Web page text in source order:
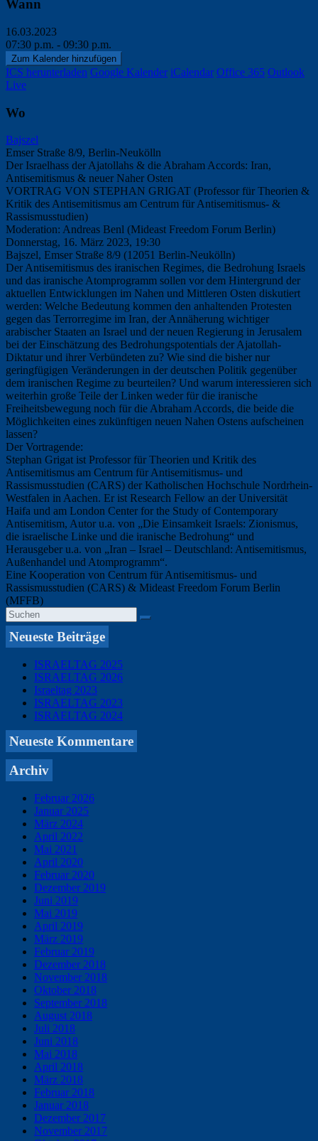
Wann
16.03.2023
07:30 p.m. - 09:30 p.m.
Zum Kalender hinzufügen
ICS herunterladen Google Kalender iCalendar Office 365 Outlook
Live
Wo
Bajszel
Emser Straße 8/9, Berlin-Neukölln
Der Israelhass der Ajatollahs & die Abraham Accords: Iran,
Antisemitismus & neuer Naher Osten
VORTRAG VON STEPHAN GRIGAT (Professor für Theorien &
Kritik des Antisemitismus am Centrum für Antisemitismus- &
Rassismusstudien)
Moderation: Andreas Benl (Mideast Freedom Forum Berlin)
Donnerstag, 16. März 2023, 19:30
Bajszel, Emser Straße 8/9 (12051 Berlin-Neukölln)
Der Antisemitismus des iranischen Regimes, die Bedrohung Israels
und das iranische Atomprogramm sollen vor dem Hintergrund der
aktuellen Entwicklungen im Nahen und Mittleren Osten diskutiert
werden: Welche Bedeutung kommen den anhaltenden Protesten
gegen das Terrorregime im Iran, der Annäherung wichtiger
arabischer Staaten an Israel und der neuen Regierung in Jerusalem
bei der Einschätzung des Bedrohungspotentials der Ajatollah-
Diktatur und ihrer Verbündeten zu? Wie sind die bisher nur
geringfügigen Veränderungen in der deutschen Politik gegenüber
dem iranischen Regime zu beurteilen? Und warum interessieren sich
weiterhin große Teile der Linken weder für die iranische
Freiheitsbewegung noch für die Abraham Accords, die beide die
Möglichkeiten eines zukünftigen neuen Nahen Ostens aufscheinen
lassen?
Der Vortragende:
Stephan Grigat ist Professor für Theorien und Kritik des
Antisemitismus am Centrum für Antisemitismus- und
Rassismusstudien (CARS) der Katholischen Hochschule Nordrhein-
Westfalen in Aachen. Er ist Research Fellow an der Universität
Haifa und am London Center for the Study of Contemporary
Antisemitism, Autor u.a. von „Die Einsamkeit Israels: Zionismus,
die israelische Linke und die iranische Bedrohung“ und
Herausgeber u.a. von „Iran – Israel – Deutschland: Antisemitismus,
Außenhandel und Atomprogramm“.
Eine Kooperation von Centrum für Antisemitismus- und
Rassismusstudien (CARS) & Mideast Freedom Forum Berlin
(MFFB)
Neueste Beiträge
ISRAELTAG 2025
ISRAELTAG 2026
Israeltag 2023
ISRAELTAG 2023
ISRAELTAG 2024
Neueste Kommentare
Archiv
Februar 2026
Januar 2025
März 2024
April 2022
Mai 2021
April 2020
Februar 2020
Dezember 2019
Juni 2019
Mai 2019
April 2019
März 2019
Februar 2019
Dezember 2018
November 2018
Oktober 2018
September 2018
August 2018
Juli 2018
Juni 2018
Mai 2018
April 2018
März 2018
Februar 2018
Januar 2018
Dezember 2017
November 2017